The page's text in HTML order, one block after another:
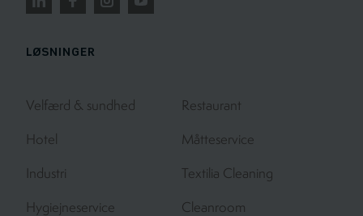
LØSNINGER
Velfærd & sundhed
Hotel
Industri
Hygiejneservice
Restaurant
Måtteservice
Textilia Cleaning
Cleanroom